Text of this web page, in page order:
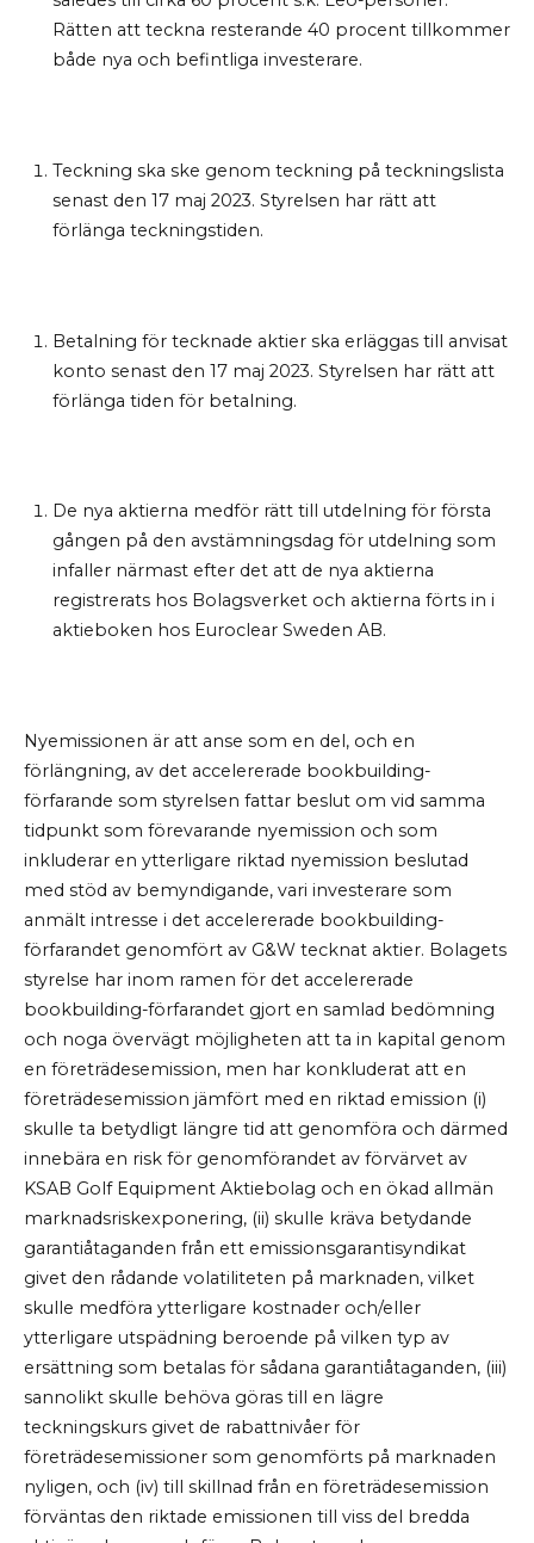
Rätten att teckna resterande 40 procent tillkommer
både nya och befintliga investerare.
Teckning ska ske genom teckning på teckningslista
senast den 17 maj 2023. Styrelsen har rätt att
förlänga teckningstiden.
Betalning för tecknade aktier ska erläggas till anvisat
konto senast den 17 maj 2023. Styrelsen har rätt att
förlänga tiden för betalning.
De nya aktierna medför rätt till utdelning för första
gången på den avstämningsdag för utdelning som
infaller närmast efter det att de nya aktierna
registrerats hos Bolagsverket och aktierna förts in i
aktieboken hos Euroclear Sweden AB.
Nyemissionen är att anse som en del, och en
förlängning, av det accelererade bookbuilding-
förfarande som styrelsen fattar beslut om vid samma
tidpunkt som förevarande nyemission och som
inkluderar en ytterligare riktad nyemission beslutad
med stöd av bemyndigande, vari investerare som
anmält intresse i det accelererade bookbuilding-
förfarandet genomfört av G&W tecknat aktier. Bolagets
styrelse har inom ramen för det accelererade
bookbuilding-förfarandet gjort en samlad bedömning
och noga övervägt möjligheten att ta in kapital genom
en företrädesemission, men har konkluderat att en
företrädesemission jämfört med en riktad emission (i)
skulle ta betydligt längre tid att genomföra och därmed
innebära en risk för genomförandet av förvärvet av
KSAB Golf Equipment Aktiebolag och en ökad allmän
marknadsriskexponering, (ii) skulle kräva betydande
garantiåtaganden från ett emissionsgarantisyndikat
givet den rådande volatiliteten på marknaden, vilket
skulle medföra ytterligare kostnader och/eller
ytterligare utspädning beroende på vilken typ av
ersättning som betalas för sådana garantiåtaganden, (iii)
sannolikt skulle behöva göras till en lägre
teckningskurs givet de rabattnivåer för
företrädesemissioner som genomförts på marknaden
nyligen, och (iv) till skillnad från en företrädesemission
förväntas den riktade emissionen till viss del bredda